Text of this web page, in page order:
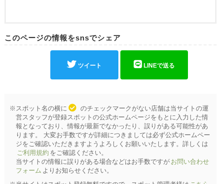
このページの情報をsnsでシェア
ツイート LINEで送る
※スポット名の横に
のチェックマークがない店舗は当サイトの運
営スタッフが登録スポットの公式ホームページをもとに入力した情
報となっており、情報が最新でなかったり、誤りがある可能性があ
ります。 大変お手数ですが詳細につきましては必ず公式ホームペー
ジをご確認いただきますようよろしくお願いいたします。詳しくは
ご利用規約 をご確認ください。
当サイトの情報に誤りがある場合などはお手数ですが お問い合わせ
フォーム よりお知らせください。